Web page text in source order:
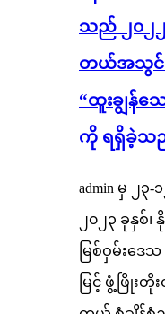
သည် ၂၀၂၂
တယ်အသွင်
“ထူးချွန်သ
ကို ရရှိခဲ့သ
admin မှ ၂
၂၀၂၃ ခုနှစ်
မြစ်ဝှမ်းဒ
မြင့် ဖွံ့ဖြိုး